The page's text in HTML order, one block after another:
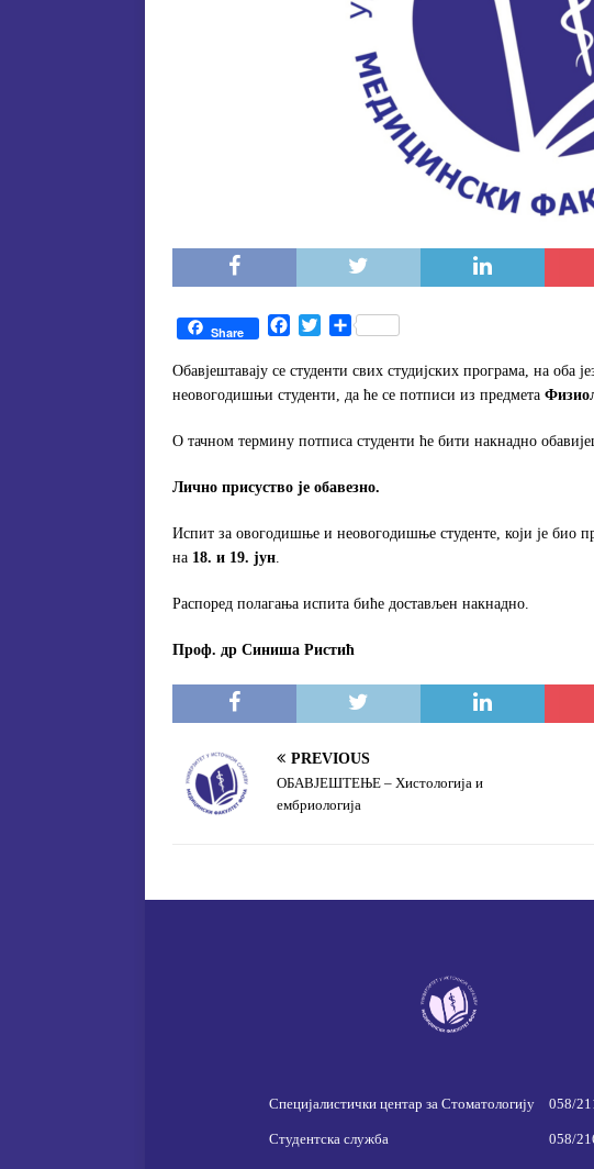
Share
c
e
o
k
i
t
e
S
a
r
Обавјештавају се студенти свих студијских програма, на оба
неовогодишњи студенти, да ће се потписи из предмета
О тачном термину потписа студенти ће бити накнадно
Лично присуство је обавезно.
Испит за овогодишње и неовогодишње студенте, који је био
на 18. и 19. јун.
Распоред полагања испита биће достављен накнадно.
Проф. др Синиша Ристић
PREVIOUS
ОБАВЈЕШТЕЊЕ – Хистологија и
ембриологија
Специјалистички центар за Стоматологију 058/
Студентска служба 058/